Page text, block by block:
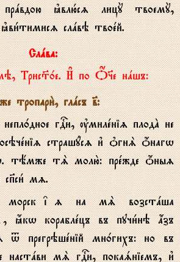
kвлю1сz лицY твоемY,
слaвэ твоeй.
Слaва:
Трис™0е. И# по Џ§е нaшъ:
тропари2, глaсъ в7:
страшyсz и3 nгнS џнагw
тёмже тS молю2: прeжде џныz
мz.
ћкw кораблeцъ въ пучи1нэ ѓзъ
t прегрэшeній мн0гихъ: но въ
настaви мS гDи, покаsніемъ, и3